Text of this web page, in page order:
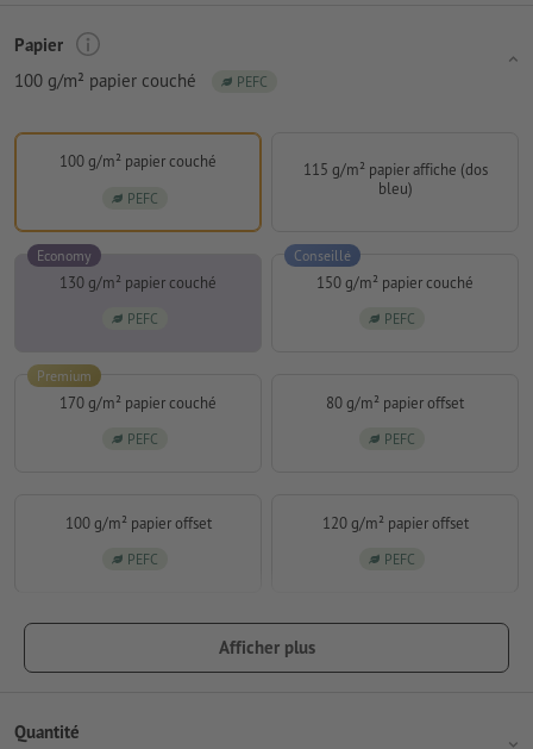
Papier
100 g/m² papier couché
PEFC
100 g/m² papier couché
PEFC
115 g/m² papier affiche (dos
bleu)
130 g/m² papier couché
PEFC
Economy
150 g/m² papier couché
PEFC
Conseillé
170 g/m² papier couché
PEFC
Premium
80 g/m² papier offset
PEFC
100 g/m² papier offset
PEFC
120 g/m² papier offset
PEFC
Afficher plus
Quantité